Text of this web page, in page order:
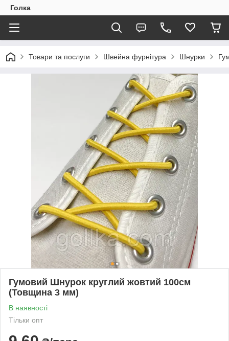
Голка
Товари та послуги Швейна фурнітура Шнурки
Гумовий Шнурок круглий жовтий 100см
(Товщина 3 мм)
В наявності
Тільки опт